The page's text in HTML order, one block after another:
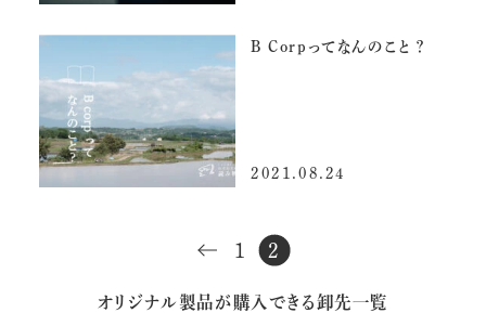
B Corpってなんのこと？
2021.08.24
1 2
オリジナル製品が購入できる卸先一覧